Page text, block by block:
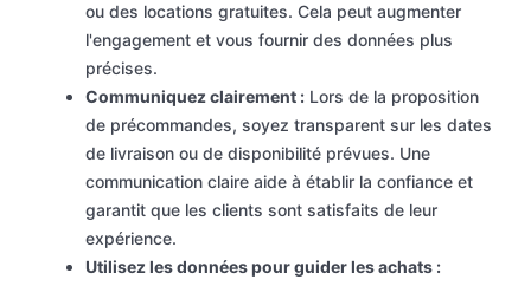
ou des locations gratuites. Cela peut augmenter
l'engagement et vous fournir des données plus
précises.
Communiquez clairement : Lors de la proposition
de précommandes, soyez transparent sur les dates
de livraison ou de disponibilité prévues. Une
communication claire aide à établir la confiance et
garantit que les clients sont satisfaits de leur
expérience.
Utilisez les données pour guider les achats :